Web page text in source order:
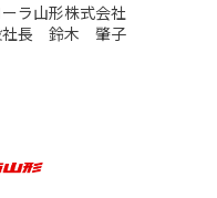
ラ山形株式会社
長　鈴木　肇子